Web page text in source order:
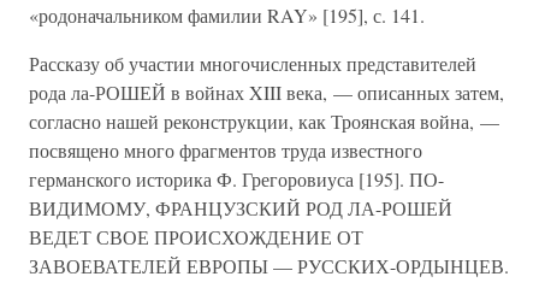
«родоначальником фамилии RAY» [195], с. 141.
Рассказу об участии многочисленных представителей
рода ла-РОШЕЙ в войнах XIII века, — описанных затем,
согласно нашей реконструкции, как Троянская война, —
посвящено много фрагментов труда известного
германского историка Ф. Грегоровиуса [195]. ПО-
ВИДИМОМУ, ФРАНЦУЗСКИЙ РОД ЛА-РОШЕЙ
ВЕДЕТ СВОЕ ПРОИСХОЖДЕНИЕ ОТ
ЗАВОЕВАТЕЛЕЙ ЕВРОПЫ — РУССКИХ-ОРДЫНЦЕВ.